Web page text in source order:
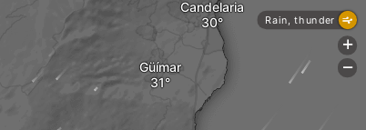
Candelaria
Güímar
Rain, thunder
+
-